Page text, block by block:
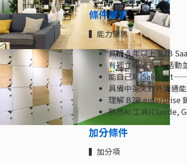
條件要求
▍能力需求
具備 5 年以上 B2B
有獨立辦過 B2B 活動
能自己寫 Sales
具備中英文對外溝通
理解 B2B enterprise
熟悉AI 工具(Claude,
加分條件
▍加分項